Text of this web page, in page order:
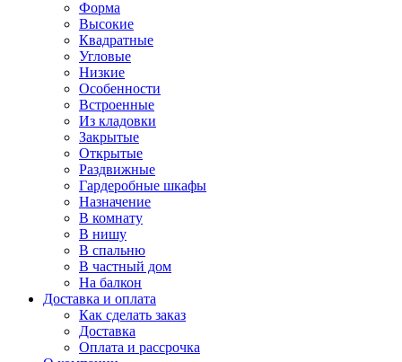
Форма
Высокие
Квадратные
Угловые
Низкие
Особенности
Встроенные
Из кладовки
Закрытые
Открытые
Раздвижные
Гардеробные шкафы
Назначение
В комнату
В нишу
В спальню
В частный дом
На балкон
Доставка и оплата
Как сделать заказ
Доставка
Оплата и рассрочка